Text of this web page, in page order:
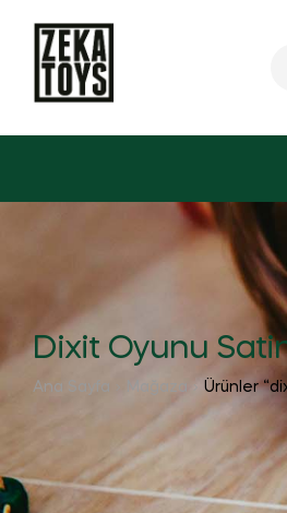
Dixit Oyunu
Ana Sayfa Ürünler